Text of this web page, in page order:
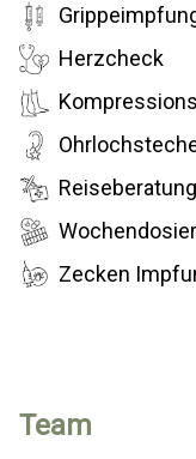
Herzcheck
Reiseberatung
Zecken
Team